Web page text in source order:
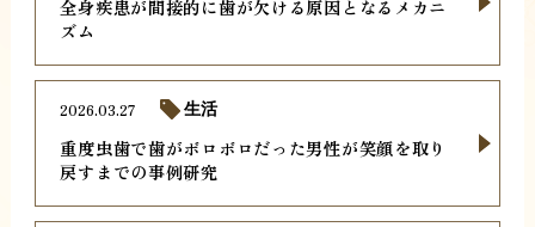
全身疾患が間接的に歯が欠ける原因となるメカニ
ズム
重度虫歯で歯がボロボロだった男性が笑顔を取り
戻すまでの事例研究
2026.03.27 生活